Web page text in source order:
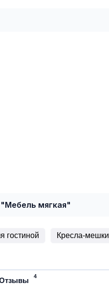
мягкая"
гостиной Кресла-мешки
4